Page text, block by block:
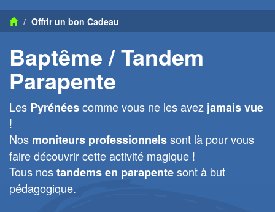
Offrir un bon Cadeau
Baptême / Tandem
Parapente
Les Pyrénéescomme vous ne les avez jamais vue
!
Nos moniteurs professionnelssont là pour vous
faire découvrir cette activité magique !
Tous nostandems en parapentesont à but
pédagogique.